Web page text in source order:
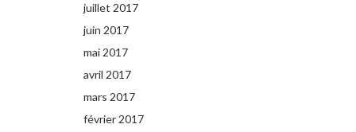
juillet 2017
juin 2017
mai 2017
avril 2017
mars 2017
février 2017